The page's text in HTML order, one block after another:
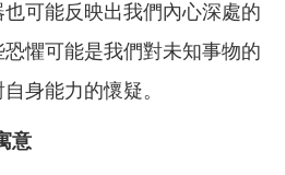
也可能反映出我們內心深處的
懼可能是我們對未知事物的
身能力的懷疑。
意